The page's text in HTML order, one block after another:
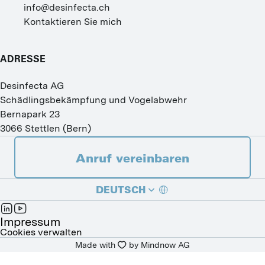
info@desinfecta.ch
Kontaktieren Sie mich
ADRESSE
Desinfecta AG
Schädlingsbekämpfung und Vogelabwehr
Bernapark 23
3066 Stettlen (Bern)
Anruf vereinbaren
DEUTSCH
ITALIANO
Impressum
Cookies verwalten
Made with by Mindnow AG